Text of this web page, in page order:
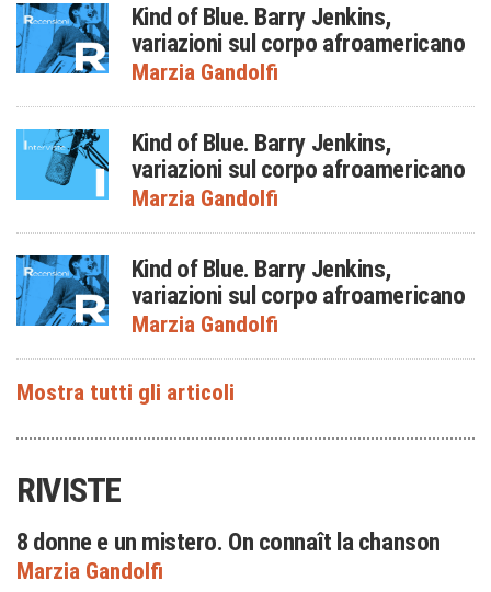
Kind of Blue. Barry Jenkins,
variazioni sul corpo afroamericano
Marzia Gandolfi
Kind of Blue. Barry Jenkins,
variazioni sul corpo afroamericano
Marzia Gandolfi
Kind of Blue. Barry Jenkins,
variazioni sul corpo afroamericano
Marzia Gandolfi
RIVISTE
8 donne e un mistero. On connaît la chanson
Marzia Gandolfi